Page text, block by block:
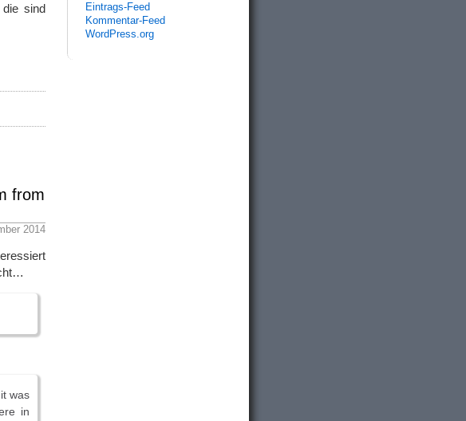
sind
from
2014
was
in
Eintrags-Feed
Kommentar-Feed
WordPress.org